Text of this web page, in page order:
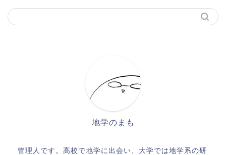
地学のまも
管理人です。高校で地学に出会い、大学では地学系の研